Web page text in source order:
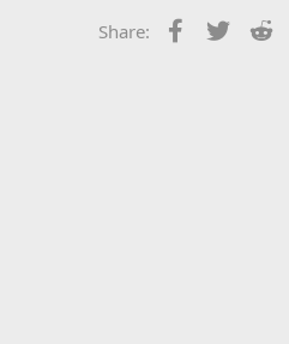
Share: Facebook
Twitter